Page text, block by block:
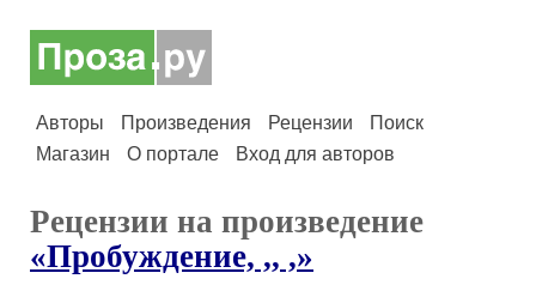
Авторы Произведения Рецензии
Поиск
Магазин
О портале Вход для авторов
Рецензии на произведение
«Пробуждение, ,, ,»